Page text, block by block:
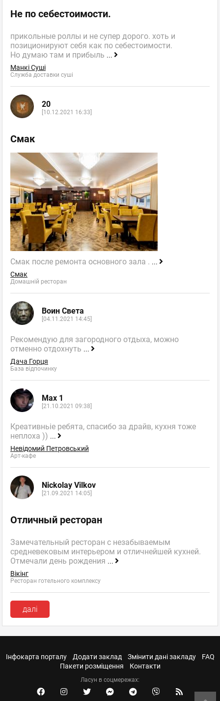
Не по себестоимости.
прикольные роллы и не супер дорого. хоть и
позиционируют себя как по себестоимости.
Но думаю там и прибыль ...
Манкі Суші
Служба доставки суші
20
[10.12.2021 16:33]
Смак
Смак после ремонта основного зала . ...
Смак
Домашній ресторан
Воин Света
[04.11.2021 14:45]
Рекомендую для загородного отдыха, можно
отменно отдохнуть ...
Дача Горця
База відпочинку
Max 1
[21.10.2021 09:38]
Креативньіе ребята, спасибо за драйв, кухня тоже
неплоха )) ...
Невідомий Петровський
Арт-кафе
Nickolay Vilkov
[21.09.2021 14:05]
Отличный ресторан
Замечательный ресторан с незабываемым
средневековым интерьером и отличнейшей кухней.
Отмечали день рождения ...
Вікінг
Ресторан готельного комплексу
далі
Інфокарта порталу Додати заклад Змінити дані закладу
FAQ
Пакети розміщення
Контакти
Ласун в соцмережах: